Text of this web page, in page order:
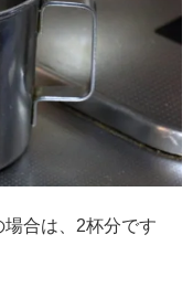
合は、2杯分です